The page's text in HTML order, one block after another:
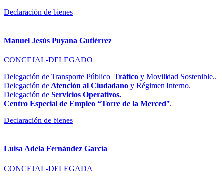
Declaración de bienes
Manuel Jesús Puyana Gutiérrez
CONCEJAL-DELEGADO
Delegación de Transporte Público, Tráfico y Movilidad Sostenible..
Delegación de Atención al Ciudadano y Régimen Interno.
Delegación de Servicios Operativos.
Centro Especial de Empleo “Torre de la Merced”.
Declaración de bienes
Luisa Adela Fernández García
CONCEJAL-DELEGADA